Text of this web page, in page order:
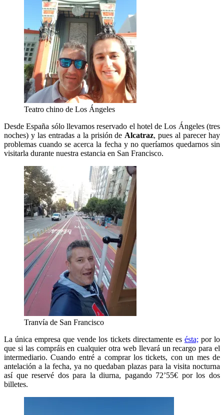
Teatro chino de Los Ángeles
Desde España sólo llevamos reservado el hotel de Los Ángeles (tres
noches) y las entradas a la prisión de Alcatraz, pues al parecer hay
problemas cuando se acerca la fecha y no queríamos quedarnos sin
visitarla durante nuestra estancia en San Francisco.
Tranvía de San Francisco
La única empresa que vende los tickets directamente es ésta; por lo
que si las compráis en cualquier otra web llevará un recargo para el
intermediario. Cuando entré a comprar los tickets, con un mes de
antelación a la fecha, ya no quedaban plazas para la visita nocturna
así que reservé dos para la diurna, pagando 72’55€ por los dos
billetes.